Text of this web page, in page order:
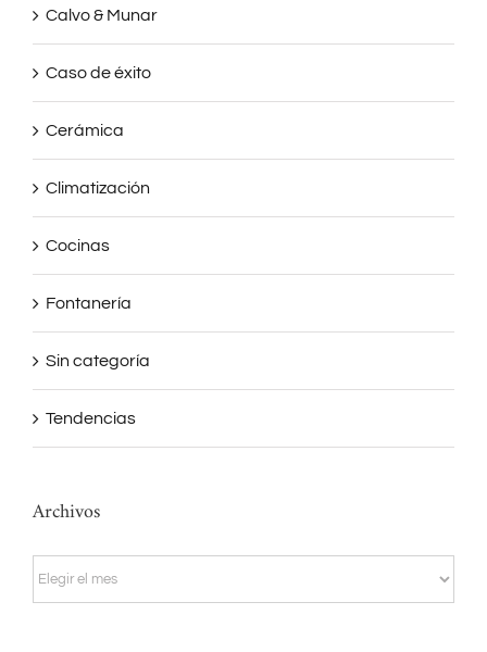
Calvo & Munar
Caso de éxito
Cerámica
Climatización
Cocinas
Fontanería
Sin categoría
Tendencias
Archivos
Archivos